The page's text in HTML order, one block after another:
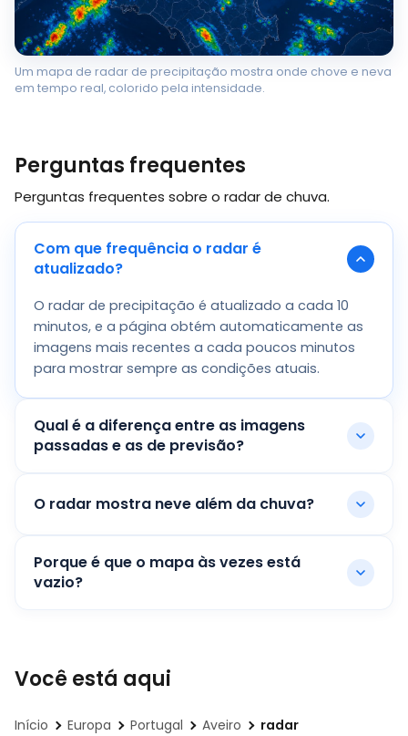
Um mapa de radar de precipitação mostra onde chove e neva
em tempo real, colorido pela intensidade.
Perguntas frequentes
Perguntas frequentes sobre o radar de chuva.
Com que frequência o radar é
atualizado?
O radar de precipitação é atualizado a cada 10
minutos, e a página obtém automaticamente as
imagens mais recentes a cada poucos minutos
para mostrar sempre as condições atuais.
Qual é a diferença entre as imagens
passadas e as de previsão?
O radar mostra neve além da chuva?
Porque é que o mapa às vezes está
vazio?
Você está aqui
Início Europa Portugal Aveiro radar